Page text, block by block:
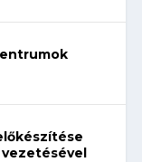
vezetésével